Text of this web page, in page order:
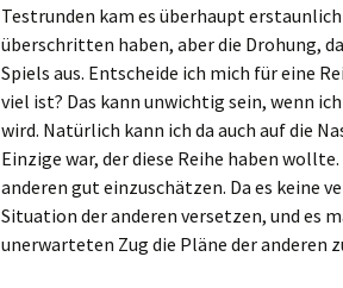
Testrunden kam es überhaupt
überschritten haben, aber die Drohung,
Spiels aus. Entscheide ich mich für eine
viel ist? Das kann unwichtig sein, wenn
wird. Natürlich kann ich da auch auf die
Einzige war, der diese Reihe haben
anderen gut einzuschätzen. Da es keine
Situation der anderen versetzen, und es
unerwarteten Zug die Pläne der anderen